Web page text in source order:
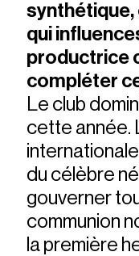
synthétique,
qui
productrice
compléter
Le club
cette année.
du célèbre
gouverner
communion
la première